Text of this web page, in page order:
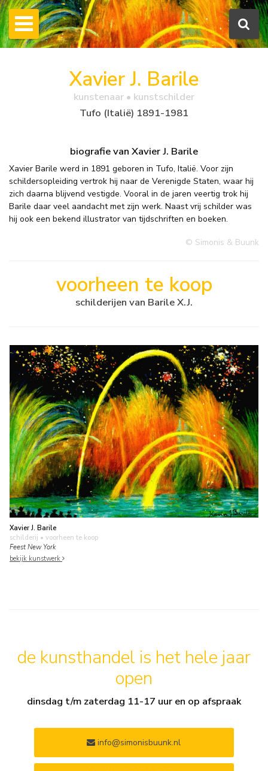
Xavier J. Barile
kunstenaar • kunstschilder
Tufo (Italië) 1891-1981
biografie van Xavier J. Barile
Xavier Barile werd in 1891 geboren in Tufo, Italië. Voor zijn
schildersopleiding vertrok hij naar de Verenigde Staten, waar hij
zich daarna blijvend vestigde. Vooral in de jaren veertig trok hij
Barile daar veel aandacht met zijn werk. Naast vrij schilder was
hij ook een bekend illustrator van tijdschriften en boeken.
© Simonis & Buunk
voorheen te koop
schilderijen van Barile X.J.
Xavier J. Barile
schilderij • voorheen te koop
Feest New York
bekijk kunstwerk
de kunsthandel is het hele jaar
open
dinsdag t/m zaterdag 11-17 uur en op afspraak
info@simonisbuunk.nl